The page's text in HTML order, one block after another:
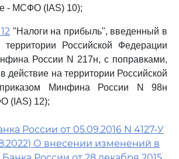
- МСФО (IAS) 10);
"Налоги на прибыль", введенный в
территории Российской Федерации
России N 217н, с поправками,
действие на территории Российской
Минфина России N 98н
(IAS) 12);
России от 05.09.2016 N 4127-У
О внесении изменений в